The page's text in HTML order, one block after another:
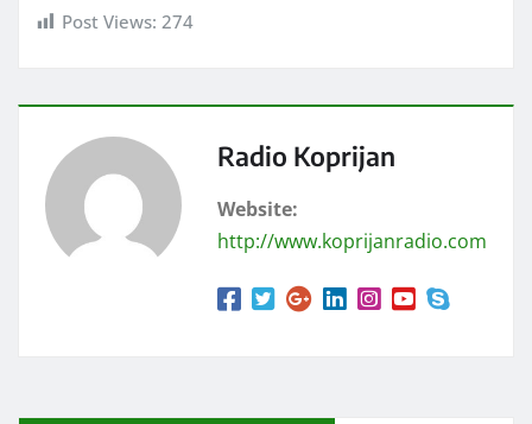
Post Views: 274
Radio Koprijan
Website:
http://www.koprijanradio.com